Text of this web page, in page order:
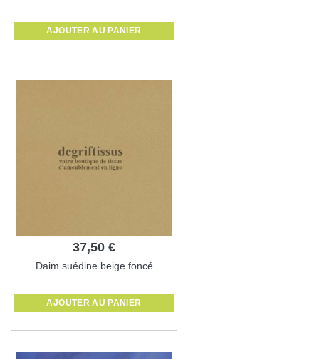
AJOUTER AU PANIER
37,50 €
Daim suédine beige foncé
AJOUTER AU PANIER